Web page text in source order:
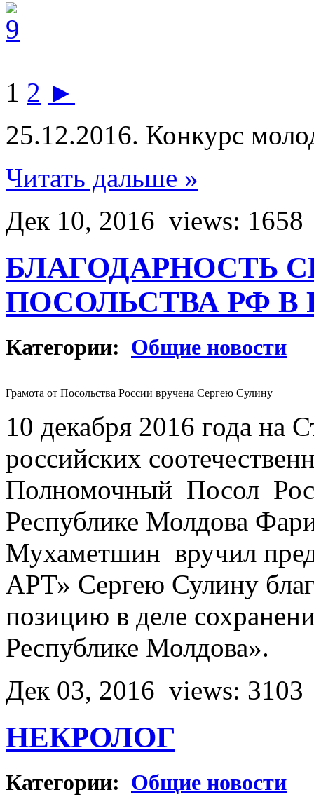
1 2 ►
25.12.2016. Конкурс
Читать дальше »
Дек 10, 2016 views: 1658
БЛАГОДАРНОСТЬ
ПОСОЛЬСТВА РФ В
Категории: Общие новости
Грамота от Посольства России вручена Сергею Сулину
10 декабря 2016 года на
российских
Полномочный Посол
Республике Молдова
Мухаметшин вручил
АРТ» Сергею Сулину
позицию в деле
Республике Молдова».
Дек 03, 2016 views: 3103
НЕКРОЛОГ
Категории: Общие новости